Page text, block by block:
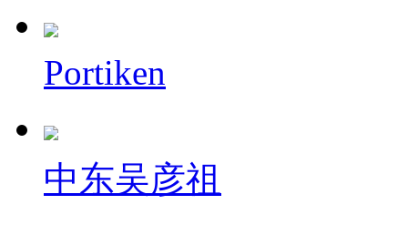
Portiken
中东吴彦祖